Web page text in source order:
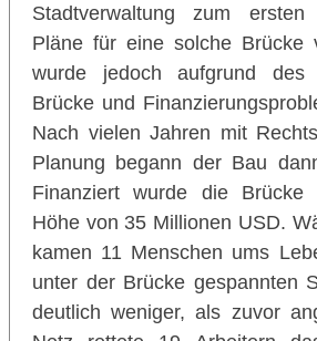
Stadtverwaltung zum
Pläne für eine solche Brücke
wurde jedoch aufgrund des
Brücke und
Nach vielen Jahren mit
Planung begann der Bau
Finanziert wurde die Brücke
Höhe von 35 Millionen USD.
kamen 11 Menschen ums
unter der Brücke gespannten
deutlich weniger, als zuvor